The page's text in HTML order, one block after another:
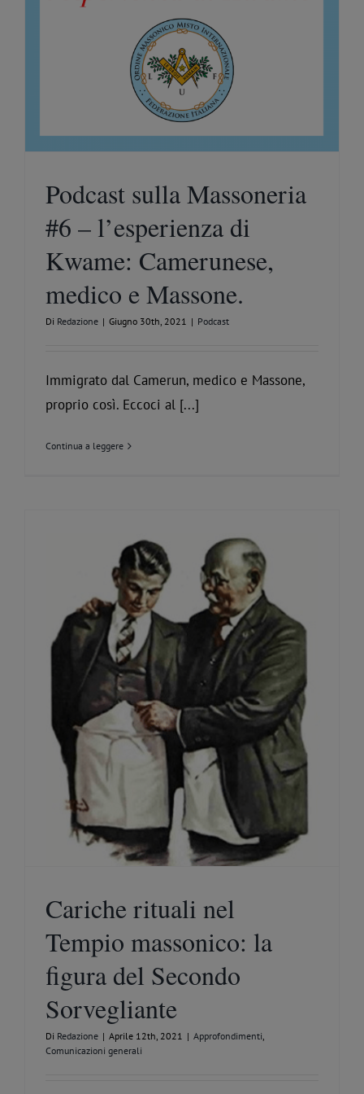
Podcast sulla Massoneria
#6 – l’esperienza di
Kwame: Camerunese,
medico e Massone.
Di Redazione | Giugno 30th, 2021 | Podcast
Immigrato dal Camerun, medico e Massone,
proprio così. Eccoci al [...]
Continua a leggere
Cariche rituali nel
Tempio massonico: la
figura del Secondo
Sorvegliante
Di Redazione | Aprile 12th, 2021 | Approfondimenti,
Comunicazioni generali